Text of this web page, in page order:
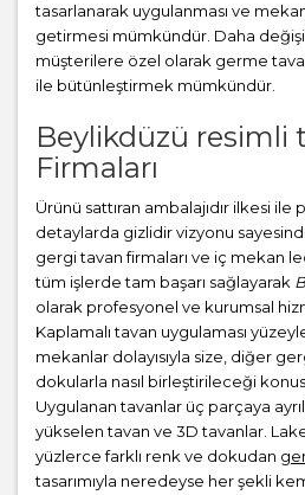
tasarlanarak uygulanması ve
getirmesi mümkündür. Daha
müşterilere özel olarak germe
ile bütünleştirmek mümkündür.
Beylikdüzü resimli
Firmaları
Ürünü sattıran ambalajıdır ilkesi ile
detaylarda gizlidir vizyonu
gergi tavan firmaları ve iç mekan
tüm işlerde tam başarı sağlayarak
olarak profesyonel ve kurumsal
Kaplamalı tavan uygulaması
mekanlar dolayısıyla size, diğer
dokularla nasıl birleştirileceği
Uygulanan tavanlar üç parçaya
yükselen tavan ve 3D tavanlar.
yüzlerce farklı renk ve dokudan
tasarımıyla neredeyse her şekli